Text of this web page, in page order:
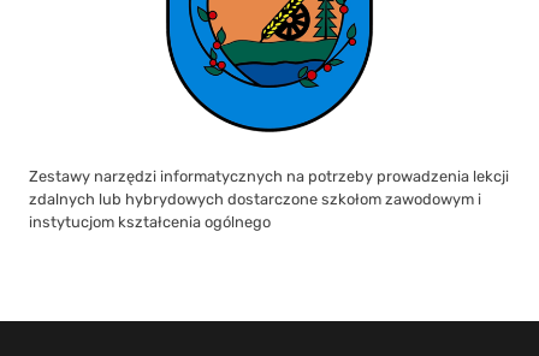
Zestawy narzędzi informatycznych na potrzeby prowadzenia lekcji
zdalnych lub hybrydowych dostarczone szkołom zawodowym i
instytucjom kształcenia ogólnego